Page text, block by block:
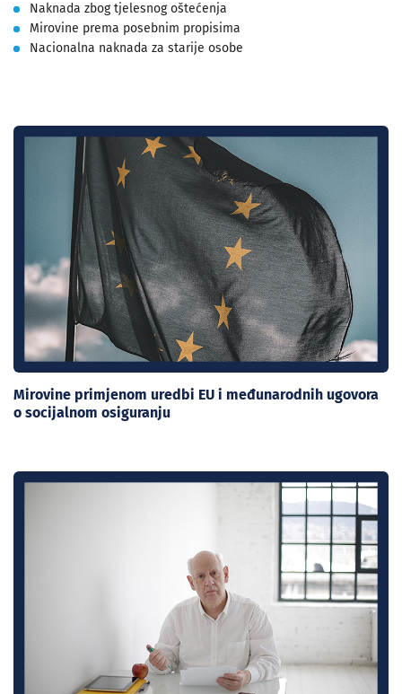
Naknada zbog tjelesnog oštećenja
Mirovine prema posebnim propisima
Nacionalna naknada za starije osobe
Mirovine primjenom uredbi EU i međunarodnih ugovora
o socijalnom osiguranju